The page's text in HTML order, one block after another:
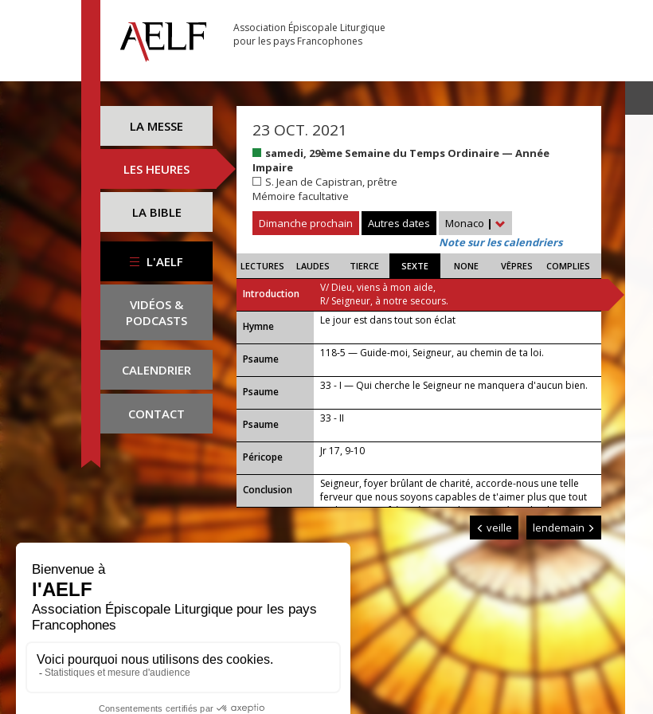
Association Épiscopale Liturgique
pour les pays Francophones
LA MESSE
LES HEURES
LA BIBLE
L'AELF
VIDÉOS &
PODCASTS
CALENDRIER
CONTACT
23 OCT. 2021
samedi, 29ème Semaine du Temps Ordinaire — Année
Impaire
S. Jean de Capistran, prêtre
Mémoire facultative
Dimanche prochain
Autres dates Monaco |
Note sur les calendriers
LECTURES LAUDES TIERCE SEXTE NONE VÊPRES COMPLIES
Introduction
V/ Dieu, viens à mon aide,
R/ Seigneur, à notre secours.
...
Hymne Le jour est dans tout son éclat
Psaume 118-5 — Guide-moi, Seigneur, au chemin de ta loi.
Psaume 33 - I — Qui cherche le Seigneur ne manquera d'aucun bien.
Psaume 33 - II
Péricope Jr 17, 9-10
Conclusion
Seigneur, foyer brûlant de charité, accorde-nous une telle
ferveur que nous soyons capables de t'aimer plus que tout
et d'aimer nos frères à cause de toi. Par Jésus, le Christ,
notre Seigneur. Amen.
veille lendemain